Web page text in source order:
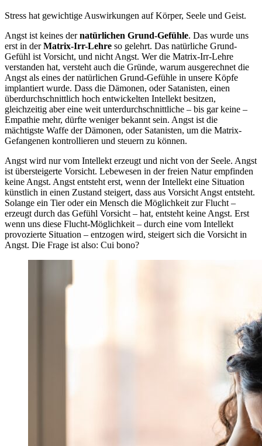
Stress hat gewichtige Auswirkungen auf Körper, Seele und Geist.
Angst ist keines dernatürlichen Grund-Gefühle. Das wurde uns
erst in derMatrix-Irr-Lehre so gelehrt. Das natürliche Grund-
Gefühl ist Vorsicht, und nicht Angst. Wer die Matrix-Irr-Lehre
verstanden hat, versteht auch die Gründe, warum ausgerechnet die
Angst als eines der natürlichen Grund-Gefühle in unsere Köpfe
implantiert wurde. Dass die Dämonen, oder Satanisten, einen
überdurchschnittlich hoch entwickelten Intellekt besitzen,
gleichzeitig aber eine weit unterdurchschnittliche – bis gar keine –
Empathie mehr, dürfte weniger bekannt sein. Angst ist die
mächtigste Waffe der Dämonen, oder Satanisten, um die Matrix-
Gefangenen kontrollieren und steuern zu können.
Angst wird nur vom Intellekt erzeugt und nicht von der Seele. Angst
ist übersteigerte Vorsicht. Lebewesen in der freien Natur empfinden
keine Angst. Angst entsteht erst, wenn der Intellekt eine Situation
künstlich in einen Zustand steigert, dass aus Vorsicht Angst entsteht.
Solange ein Tier oder ein Mensch die Möglichkeit zur Flucht –
erzeugt durch das Gefühl Vorsicht – hat, entsteht keine Angst. Erst
wenn uns diese Flucht-Möglichkeit – durch eine vom Intellekt
provozierte Situation – entzogen wird, steigert sich die Vorsicht in
Angst. Die Frage ist also: Cui bono?